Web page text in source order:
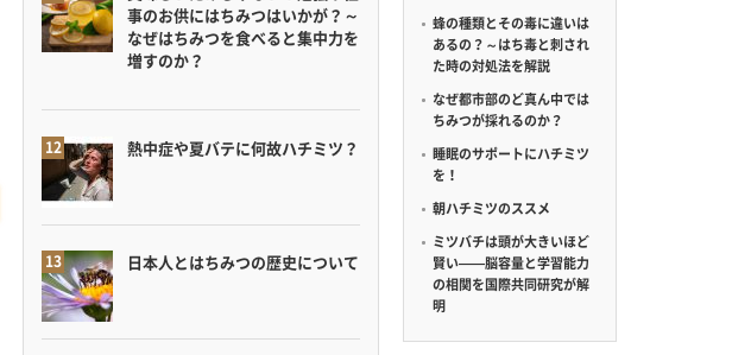
事のお供にはちみつはいかが？～
なぜはちみつを食べると集中力を
増すのか？
熱中症や夏バテに何故ハチミツ？
日本人とはちみつの歴史について
蜂の種類とその毒に違いは
あるの？～はち毒と刺され
た時の対処法を解説
なぜ都市部のど真ん中では
ちみつが採れるのか？
睡眠のサポートにハチミツ
を！
朝ハチミツのススメ
ミツバチは頭が大きいほど
賢い——脳容量と学習能力
の相関を国際共同研究が解
明